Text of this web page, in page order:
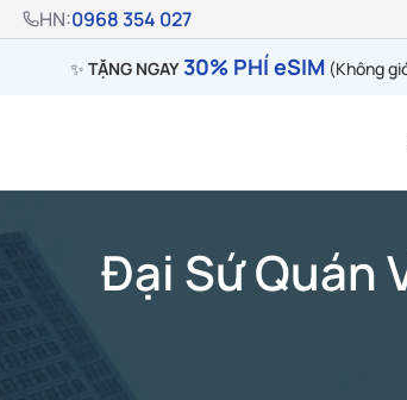
HN:0968 354 027
✨ TẶNG NGAY30% PHÍ eSIM (Không
Đại Sứ Quán